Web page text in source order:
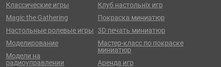
Классические игры
Magic the Gathering
Настольные ролевые игры
Моделирование
Модели на
радиоуправлении
Клуб настольніх игр
Покраска миниатюр
3D печать миниатюр
Мастер-класс по покраске
миниатюр
Аренда игр